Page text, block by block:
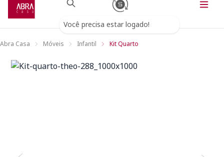
Você precisa estar logado!
Abra Casa Móveis Infantil Kit Quarto